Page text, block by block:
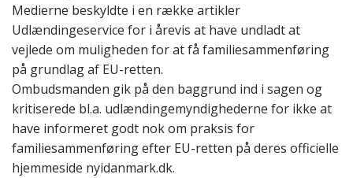
Medierne beskyldte i en række artikler
Udlændingeservice for i årevis at have undladt at
vejlede om muligheden for at få familiesammenføring
på grundlag af EU-retten.
Ombudsmanden gik på den baggrund ind i sagen og
kritiserede bl.a. udlændingemyndighederne for ikke at
have informeret godt nok om praksis for
familiesammenføring efter EU-retten på deres officielle
hjemmeside nyidanmark.dk.